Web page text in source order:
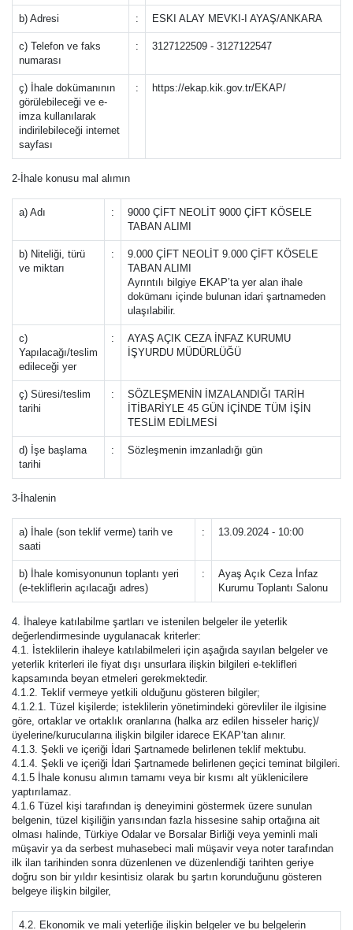
b) Adresi : ESKI ALAY MEVKI-I AYAŞ/ANKARA
c) Telefon ve faks
numarası
: 3127122509 - 3127122547
ç) İhale dokümanının
görülebileceği ve e-
imza kullanılarak
indirilebileceği internet
sayfası
: https://ekap.kik.gov.tr/EKAP/
2-İhale konusu mal alımın
a) Adı :
9000 ÇİFT NEOLİT 9000 ÇİFT KÖSELE
TABAN ALIMI
b) Niteliği, türü
ve miktarı
:
9.000 ÇİFT NEOLİT 9.000 ÇİFT KÖSELE
TABAN ALIMI
Ayrıntılı bilgiye EKAP’ta yer alan ihale
dokümanı içinde bulunan idari şartnameden
ulaşılabilir.
c)
Yapılacağı/teslim
edileceği yer
:
AYAŞ AÇIK CEZA İNFAZ KURUMU
İŞYURDU MÜDÜRLÜĞÜ
ç) Süresi/teslim
tarihi
:
SÖZLEŞMENİN İMZALANDIĞI TARİH
İTİBARİYLE 45 GÜN İÇİNDE TÜM İŞİN
TESLİM EDİLMESİ
d) İşe başlama
tarihi
: Sözleşmenin imzanladığı gün
3-İhalenin
a) İhale (son teklif verme) tarih ve
saati
: 13.09.2024 - 10:00
b) İhale komisyonunun toplantı yeri
(e-tekliflerin açılacağı adres)
:
Ayaş Açık Ceza İnfaz
Kurumu Toplantı Salonu
4. İhaleye katılabilme şartları ve istenilen belgeler ile yeterlik
değerlendirmesinde uygulanacak kriterler:
4.1. İsteklilerin ihaleye katılabilmeleri için aşağıda sayılan belgeler ve
yeterlik kriterleri ile fiyat dışı unsurlara ilişkin bilgileri e-teklifleri
kapsamında beyan etmeleri gerekmektedir.
4.1.2. Teklif vermeye yetkili olduğunu gösteren bilgiler;
4.1.2.1. Tüzel kişilerde; isteklilerin yönetimindeki görevliler ile ilgisine
göre, ortaklar ve ortaklık oranlarına (halka arz edilen hisseler hariç)/
üyelerine/kurucularına ilişkin bilgiler idarece EKAP’tan alınır.
4.1.3. Şekli ve içeriği İdari Şartnamede belirlenen teklif mektubu.
4.1.4. Şekli ve içeriği İdari Şartnamede belirlenen geçici teminat bilgileri.
4.1.5 İhale konusu alımın tamamı veya bir kısmı alt yüklenicilere
yaptırılamaz.
4.1.6 Tüzel kişi tarafından iş deneyimini göstermek üzere sunulan
belgenin, tüzel kişiliğin yarısından fazla hissesine sahip ortağına ait
olması halinde, Türkiye Odalar ve Borsalar Birliği veya yeminli mali
müşavir ya da serbest muhasebeci mali müşavir veya noter tarafından
ilk ilan tarihinden sonra düzenlenen ve düzenlendiği tarihten geriye
doğru son bir yıldır kesintisiz olarak bu şartın korunduğunu gösteren
belgeye ilişkin bilgiler,
4.2. Ekonomik ve mali yeterliğe ilişkin belgeler ve bu belgelerin